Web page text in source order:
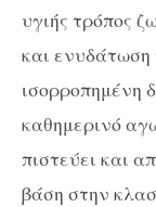
υγιής τρόπος
και ενυδάτωση
ισορροπημένη
καθημερινό
πιστεύει και
βάση στην